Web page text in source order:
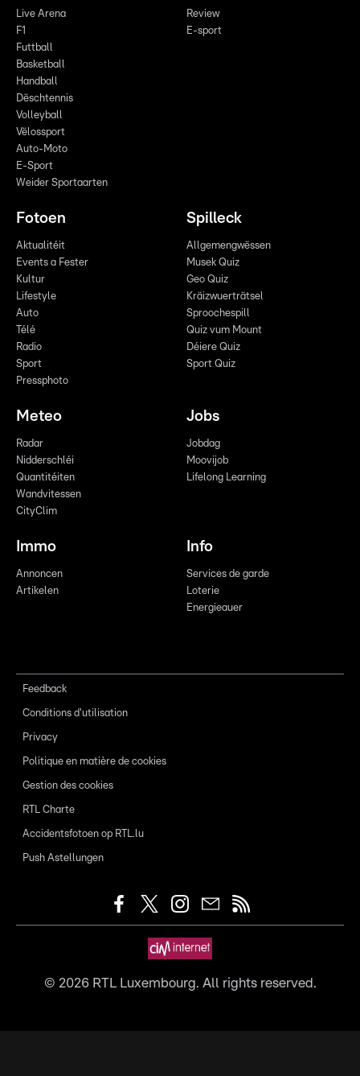
Live Arena
F1
Futtball
Basketball
Handball
Dëschtennis
Volleyball
Vëlossport
Auto-Moto
E-Sport
Weider Sportaarten
Review
E-sport
Fotoen
Aktualitéit
Events a Fester
Kultur
Lifestyle
Auto
Télé
Radio
Sport
Pressphoto
Spilleck
Allgemengwëssen
Musek Quiz
Geo Quiz
Kräizwuerträtsel
Sproochespill
Quiz vum Mount
Déiere Quiz
Sport Quiz
Meteo
Radar
Nidderschléi
Quantitéiten
Wandvitessen
CityClim
Jobs
Jobdag
Moovijob
Lifelong Learning
Immo
Annoncen
Artikelen
Info
Services de garde
Loterie
Energieauer
Feedback
Conditions d'utilisation
Privacy
Politique en matière de cookies
Gestion des cookies
RTL Charte
Accidentsfotoen op RTL.lu
Push Astellungen
© 2026RTL Luxembourg. All rights reserved.